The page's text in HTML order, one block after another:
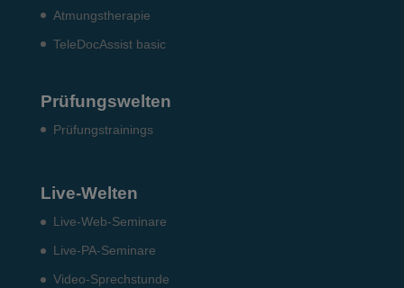
Atmungstherapie
TeleDocAssist basic
Prüfungswelten
Prü­fungs­trai­nings
Live-Welten
Live-Web-Seminare
Live-PA-Seminare
Video-Sprechstunde